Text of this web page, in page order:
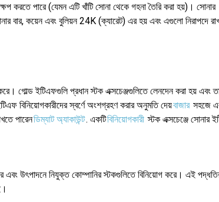
করতে পারে (যেমন এটি খাঁটি সোনা থেকে গহনা তৈরি করা হয়)। সোনার
বার, কয়েন এবং বুলিয়ন 24K (ক্যারেট) এর হয় এবং এগুলো নিরাপদে
গোল্ড ইটিএফগুলি প্রধান স্টক এক্সচেঞ্জগুলিতে লেনদেন করা হয় এবং
বিনিয়োগকারীদের স্বর্ণে অংশগ্রহণ করার অনুমতি দেয়বাজার সহজে
পারেনডিম্যাট অ্যাকাউন্ট. একটিবিনিয়োগকারী স্টক এক্সচেঞ্জে সোনার
এবং উৎপাদনে নিযুক্ত কোম্পানির স্টকগুলিতে বিনিয়োগ করে। এই